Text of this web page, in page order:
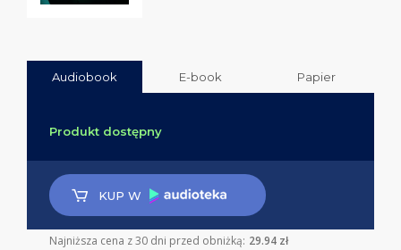
Audiobook E-book Papier
Produkt dostępny
KUP W
Najniższa cena z 30 dni przed obniżką: 29.94 zł